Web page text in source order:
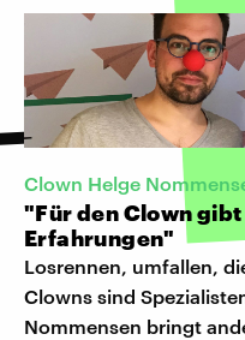
Clown Helge
"Für den Clown
Erfahrungen"
Losrennen, umfallen,
Clowns sind
Nommensen bringt